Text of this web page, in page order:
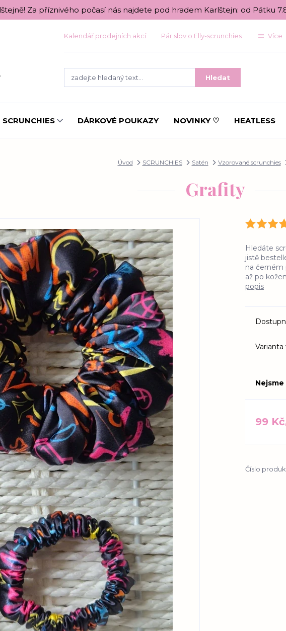
Za příznivého počasí nás najdete pod hradem Karlštejn: od Pátku
Kalendář prodejních akcí Pár slov o Elly-scrunchies Více
Hledat
SCRUNCHIES DÁRKOVÉ POUKAZY NOVINKY ♡ HEATLESS
Úvod SCRUNCHIES Satén Vzorované scrunchies
Grafity
Hledáte
jistě
na černém
až po
popis
Varianta
99 Kč
Číslo